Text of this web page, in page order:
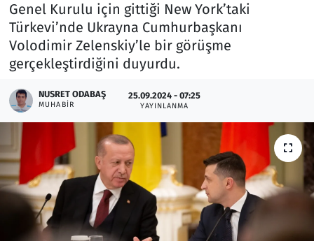
Genel Kurulu için gittiği New York’taki
Türkevi’nde Ukrayna Cumhurbaşkanı
Volodimir Zelenskiy’le bir görüşme
gerçekleştirdiğini duyurdu.
NUSRET ODABAŞ
MUHABIR
25.09.2024 - 07:25
YAYINLANMA
Memur ve Kamu
Otomobil
Oyun
Ramazan
Resmi İlanlar
Rüya Tabirleri
Sağlık